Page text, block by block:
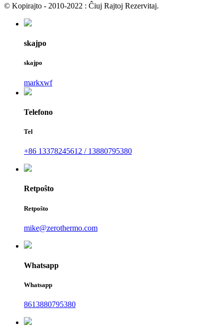
© Kopirajto - 2010-2022 : Ĉiuj Rajtoj Rezervitaj.
skajpo
skajpo
markxwf
Telefono
Tel
+86 13378245612 / 13880795380
Retpoŝto
Retpoŝto
mike@zerothermo.com
Whatsapp
Whatsapp
8613880795380